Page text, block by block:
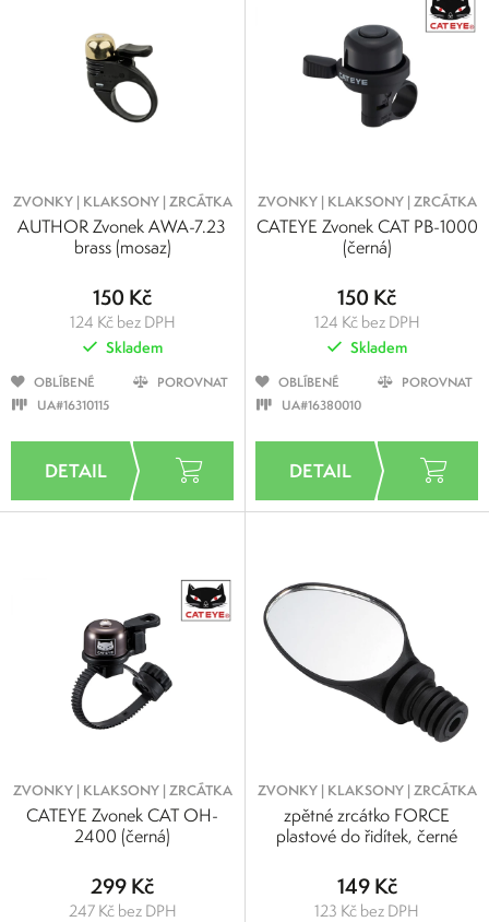
ZVONKY | KLAKSONY | ZRCÁTKA
AUTHOR Zvonek AWA-7.23
brass (mosaz)
150 Kč
124 Kč bez DPH
Skladem
OBLÍBENÉ
POROVNAT
UA#16310115
ZVONKY | KLAKSONY | ZRCÁTKA
CATEYE Zvonek CAT PB-1000
(černá)
150 Kč
124 Kč bez DPH
Skladem
OBLÍBENÉ
POROVNAT
UA#16380010
ZVONKY | KLAKSONY | ZRCÁTKA
CATEYE Zvonek CAT OH-
2400 (černá)
299 Kč
247 Kč bez DPH
ZVONKY | KLAKSONY | ZRCÁTKA
zpětné zrcátko FORCE
plastové do řidítek, černé
149 Kč
123 Kč bez DPH